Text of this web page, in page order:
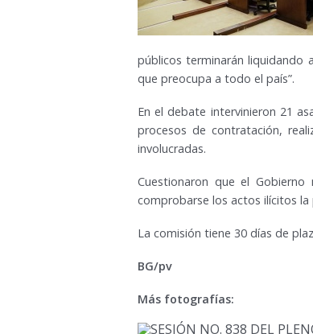
públicos terminarán liquidando
que preocupa a todo el país”.
En el debate intervinieron 21
procesos de contratación,
involucradas.
Cuestionaron que el
comprobarse los actos ilícitos la
La comisión tiene 30 días de
BG/pv
Más fotografías: